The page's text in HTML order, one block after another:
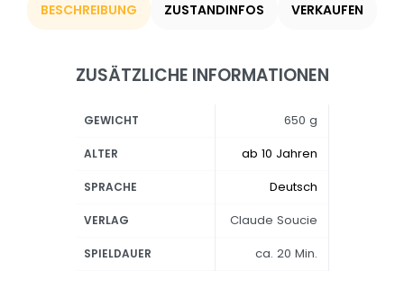
BESCHREIBUNG ZUSTANDINFOS VERKAUFEN
ZUSÄTZLICHE INFORMATIONEN
GEWICHT 650 g
ALTER ab 10 Jahren
SPRACHE Deutsch
VERLAG Claude Soucie
SPIELDAUER ca. 20 Min.